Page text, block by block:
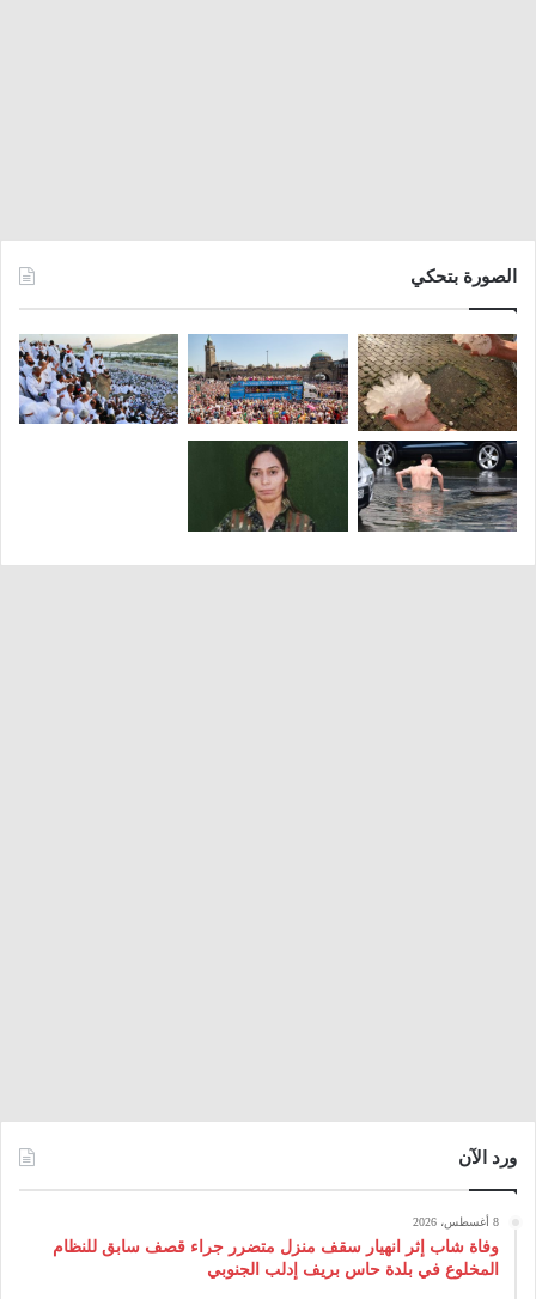
الصورة بتحكي
ورد الآن
8 أغسطس، 2026
وفاة شاب إثر انهيار سقف منزل متضرر جراء قصف سابق للنظام
المخلوع في بلدة حاس بريف إدلب الجنوبي